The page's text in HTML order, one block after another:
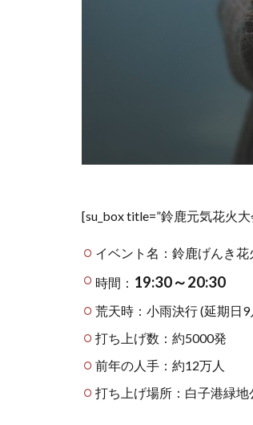
[su_box title=”鈴鹿元気花火
イベント名：鈴鹿げんき
時間： 19:30～20:30
荒天時：小雨決行 (延期日
打ち上げ数：約5000発
前年の人手：約12万人
打ち上げ場所：白子港緑